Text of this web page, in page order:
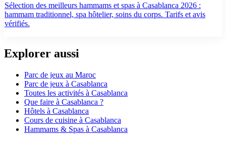
Sélection des meilleurs hammams et spas à Casablanca 2026 :
hammam traditionnel, spa hôtelier, soins du corps. Tarifs et avis
vérifiés.
Explorer aussi
Parc de jeux au Maroc
Parc de jeux à Casablanca
Toutes les activités à Casablanca
Que faire à Casablanca ?
Hôtels à Casablanca
Cours de cuisine à Casablanca
Hammams & Spas à Casablanca